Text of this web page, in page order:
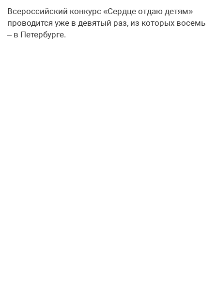
Всероссийский конкурс «Сердце отдаю детям»
проводится уже в девятый раз, из которых восемь
– в Петербурге.